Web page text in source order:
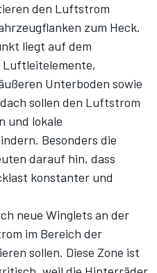
den Luftstrom
zum Heck.
liegt auf dem
Luftleitelemente,
Unterboden sowie
sollen den Luftstrom
und lokale
Besonders die
darauf hin, dass
konstanter und
neue Winglets an der
im Bereich der
sollen. Diese Zone ist